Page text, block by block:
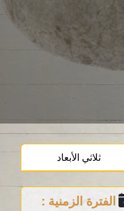
ثلاثي الأبعاد
الفترة الزمنية :